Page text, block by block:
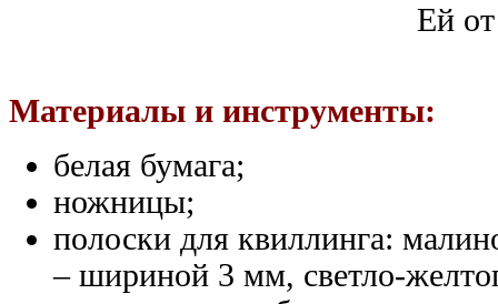
Ей
Материалы и инструменты:
белая бумага;
ножницы;
полоски для квиллинга:
– шириной 3 мм, светло-